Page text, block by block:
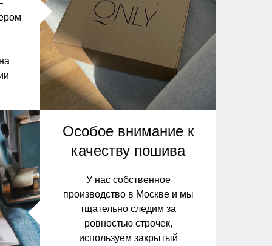
Особое внимание к
качеству пошива
У нас собственное
производство в Москве и мы
тщательно следим за
ровностью строчек,
используем закрытый